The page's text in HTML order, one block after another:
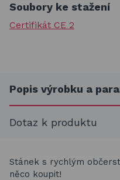
Soubory ke stažení
Certifikát CE 2
Popis výrobku a
Dotaz k produktu
Stánek s rychlým
něco koupit!